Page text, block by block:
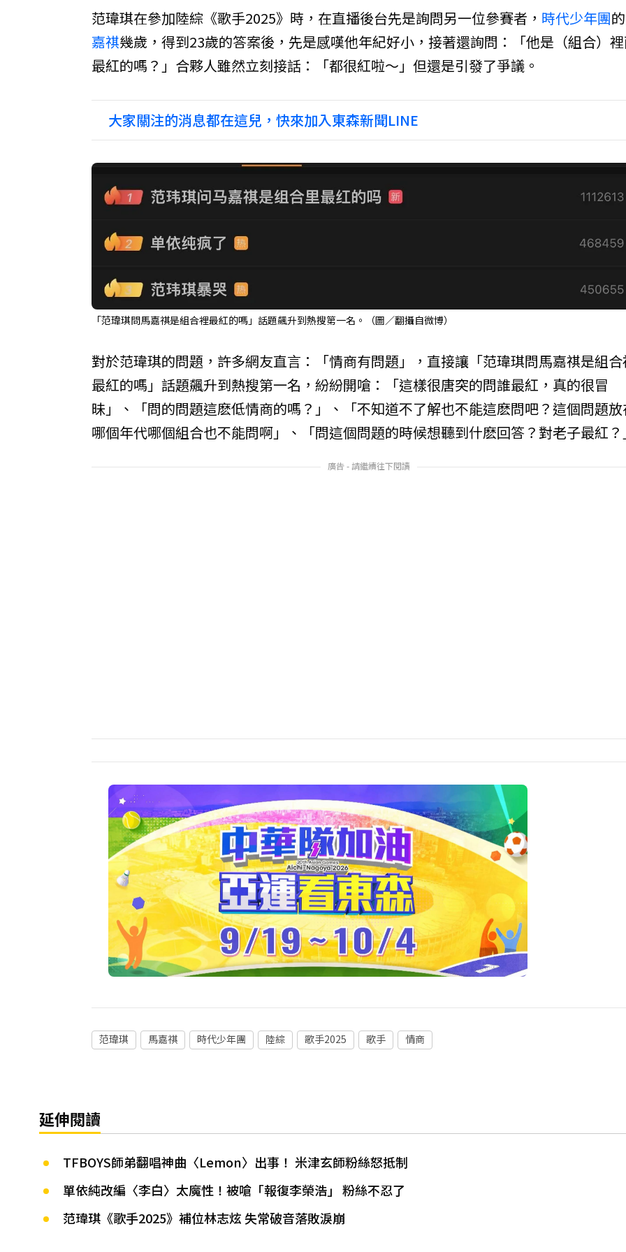
范瑋琪在參加陸綜《歌手2025》時，在直播後台先是詢問另一位參賽者， 時代少年團的
嘉祺幾歲，得到23歲的答案後，先是感嘆他年紀好小，接著還詢問：「他是（組合）
最紅的嗎？」合夥人雖然立刻接話：「都很紅啦～」但還是引發了爭議。
大家關注的消息都在這兒，快來加入東森新聞LINE
「范瑋琪問馬嘉祺是組合裡最紅的嗎」話題飆升到熱搜第一名。（圖／翻攝自微博）
對於范瑋琪的問題，許多網友直言：「情商有問題」，直接讓「范瑋琪問馬嘉祺是組
最紅的嗎」話題飆升到熱搜第一名，紛紛開嗆：「這樣很唐突的問誰最紅，真的很冒
昧」、「問的問題這麽低情商的嗎？」、「不知道不了解也不能這麽問吧？這個問題
哪個年代哪個組合也不能問啊」、「問這個問題的時候想聽到什麽回答？對老子最紅
廣告 - 請繼續往下閱讀
范瑋琪 馬嘉祺 時代少年團 陸綜 歌手2025 歌手 情商
延伸閱讀
TFBOYS師弟翻唱神曲〈Lemon〉出事！ 米津玄師粉絲怒抵制
單依純改編〈李白〉太魔性！被嗆「報復李榮浩」 粉絲不忍了
范瑋琪《歌手2025》補位林志炫 失常破音落敗淚崩